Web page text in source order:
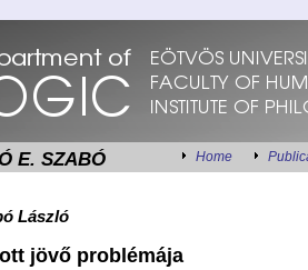
E. SZABÓ Home
László
t jövő problémája